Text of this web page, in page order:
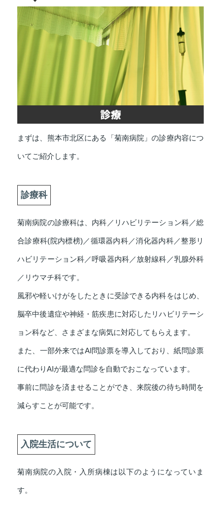
まずは、熊本市北区にある「菊南病院」の診療内容につ
いてご紹介します。
診療科
菊南病院の診療科は、内科／リハビリテーション科／総
合診療科(院内標榜)／循環器内科／消化器内科／整形リ
ハビリテーション科／呼吸器内科／放射線科／乳腺外科
／リウマチ科です。
風邪や軽いけがをしたときに受診できる内科をはじめ、
脳卒中後遺症や神経・筋疾患に対応したリハビリテーシ
ョン科など、さまざまな病気に対応してもらえます。
また、一部外来ではAI問診票を導入しており、紙問診票
に代わりAIが最適な問診を自動でおこなっています。
事前に問診を済ませることができ、来院後の待ち時間を
減らすことが可能です。
入院生活について
菊南病院の入院・入所病棟は以下のようになっていま
す。